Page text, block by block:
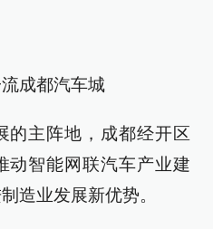
成都汽车城
的主阵地，成都经开区
动智能网联汽车产业建
造业发展新优势。